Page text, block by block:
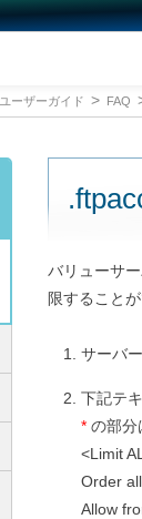
ユーザーガイド FAQ
バリューサ
限することが
サーバ
下記テ
* の部分
<Limit
Order
Allow